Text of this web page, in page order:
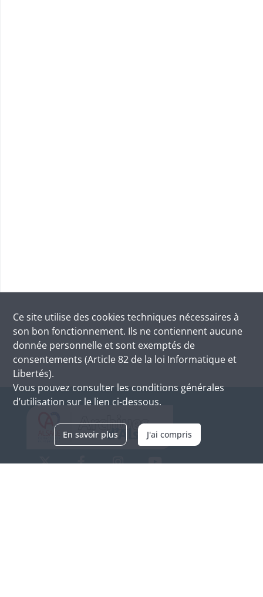
Ce site utilise des cookies techniques nécessaires à
son bon fonctionnement. Ils ne contiennent aucune
donnée personnelle et sont exemptés de
consentements (Article 82 de la loi Informatique et
Libertés).
Vous pouvez consulter les conditions générales
d’utilisation sur le lien ci-dessous.
En savoir plus J'ai compris